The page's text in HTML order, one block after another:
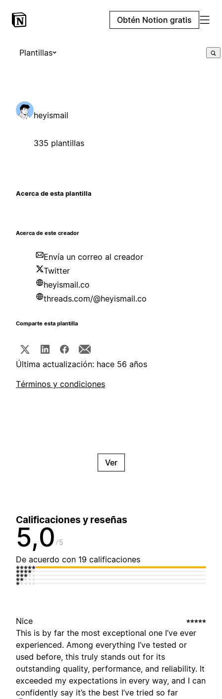
Obtén Notion gratis
Plantillas
heyismail
335 plantillas
Acerca de esta plantilla
Acerca de este creador
Envía un correo al creador
Twitter
heyismail.co
threads.com/@heyismail.co
Comparte esta plantilla
Última actualización: hace 56 años
Términos y condiciones
Ver
Calificaciones y reseñas
5,0 5
De acuerdo con 19 calificaciones
Nice
This is by far the most exceptional one I’ve ever
experienced. Among everything I’ve tested or
used before, this truly stands out for its
outstanding quality, performance, and reliability. It
exceeded my expectations in every way, and I can
confidently say it’s the best I’ve tried so far